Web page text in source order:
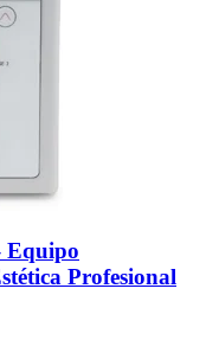
Equipo
Profesional